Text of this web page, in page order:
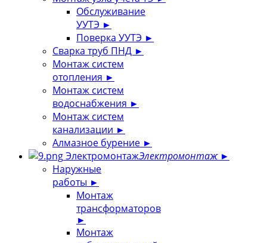
Обслуживание
УУТЭ ►
Поверка УУТЭ ►
Сварка труб ПНД ►
Монтаж систем
отопления ►
Монтаж систем
водоснабжения ►
Монтаж систем
канализации ►
Алмазное бурение ►
ЭлектромонтажЭлектромонтаж ►
Наружные
работы ►
Монтаж
трансформаторов
►
Монтаж